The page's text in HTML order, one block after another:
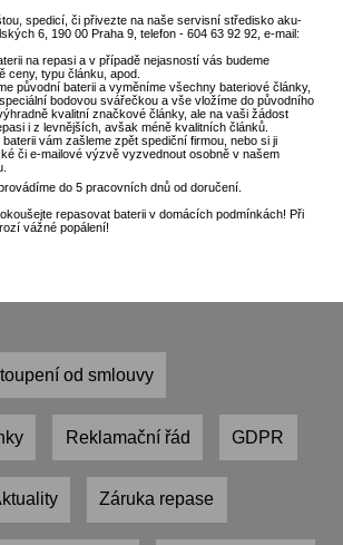
spedicí, či přivezte na naše servisní středisko aku-
6, 190 00 Praha 9, telefon - 604 63 92 92, e-mail:
na repasi a v případě nejasností vás budeme
ceny, typu článku, apod.
původní baterii a vyměníme všechny bateriové články,
bodovou svářečkou a vše vložíme do původního
kvalitní značkové články, ale na vaši žádost
i z levnějších, avšak méně kvalitních článků.
vám zašleme zpět spediční firmou, nebo si ji
či e-mailové výzvě vyzvednout osobně v našem
do 5 pracovních dnů od doručení.
repasovat baterii v domácích podmínkách! Při
vážné popálení!
od smlouvy
Reklamační řád GDPR
Záruka repase